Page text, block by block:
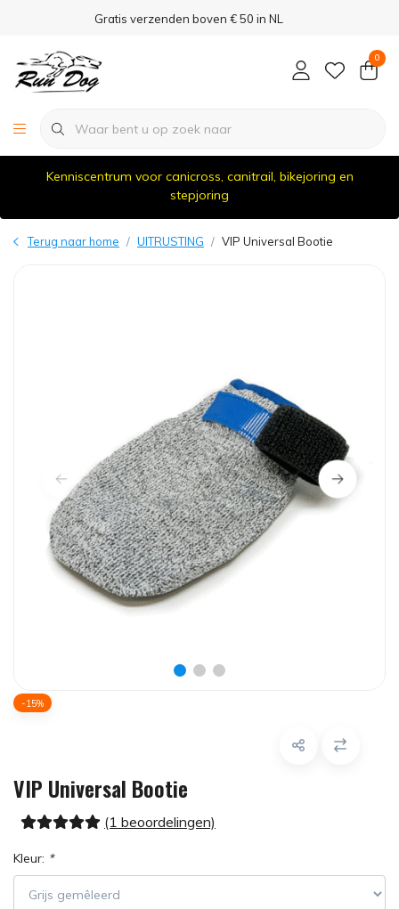
Gratis verzenden boven € 50 in NL
0
Kenniscentrum voor canicross, canitrail, bikejoring en
stepjoring
Terug naar home UITRUSTING VIP Universal Bootie
-15%
VIP Universal Bootie
(1 beoordelingen)
Kleur: *